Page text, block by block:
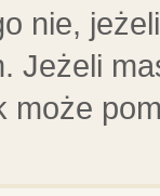
nie,
Jeżeli
może